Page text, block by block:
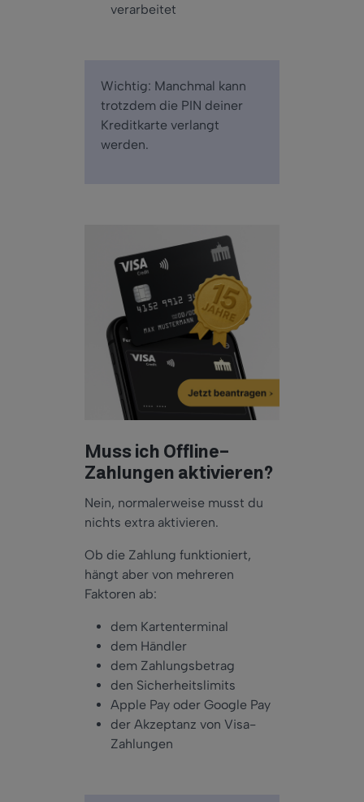
verarbeitet
Wichtig: Manchmal kann
trotzdem die PIN deiner
Kreditkarte verlangt
werden.
Muss ich Offline-
Zahlungen aktivieren?
Nein, normalerweise musst du
nichts extra aktivieren.
Ob die Zahlung funktioniert,
hängt aber von mehreren
Faktoren ab:
dem Kartenterminal
dem Händler
dem Zahlungsbetrag
den Sicherheitslimits
Apple Pay oder Google Pay
der Akzeptanz von Visa-
Zahlungen